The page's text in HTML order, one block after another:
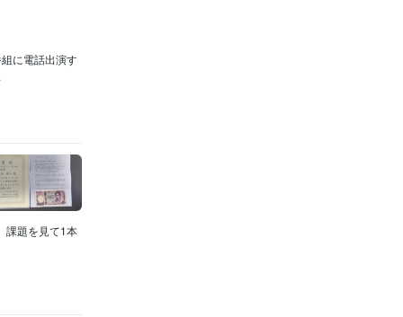
に電話出演す
課題を見て1本